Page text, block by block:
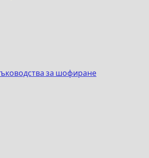
за шофиране